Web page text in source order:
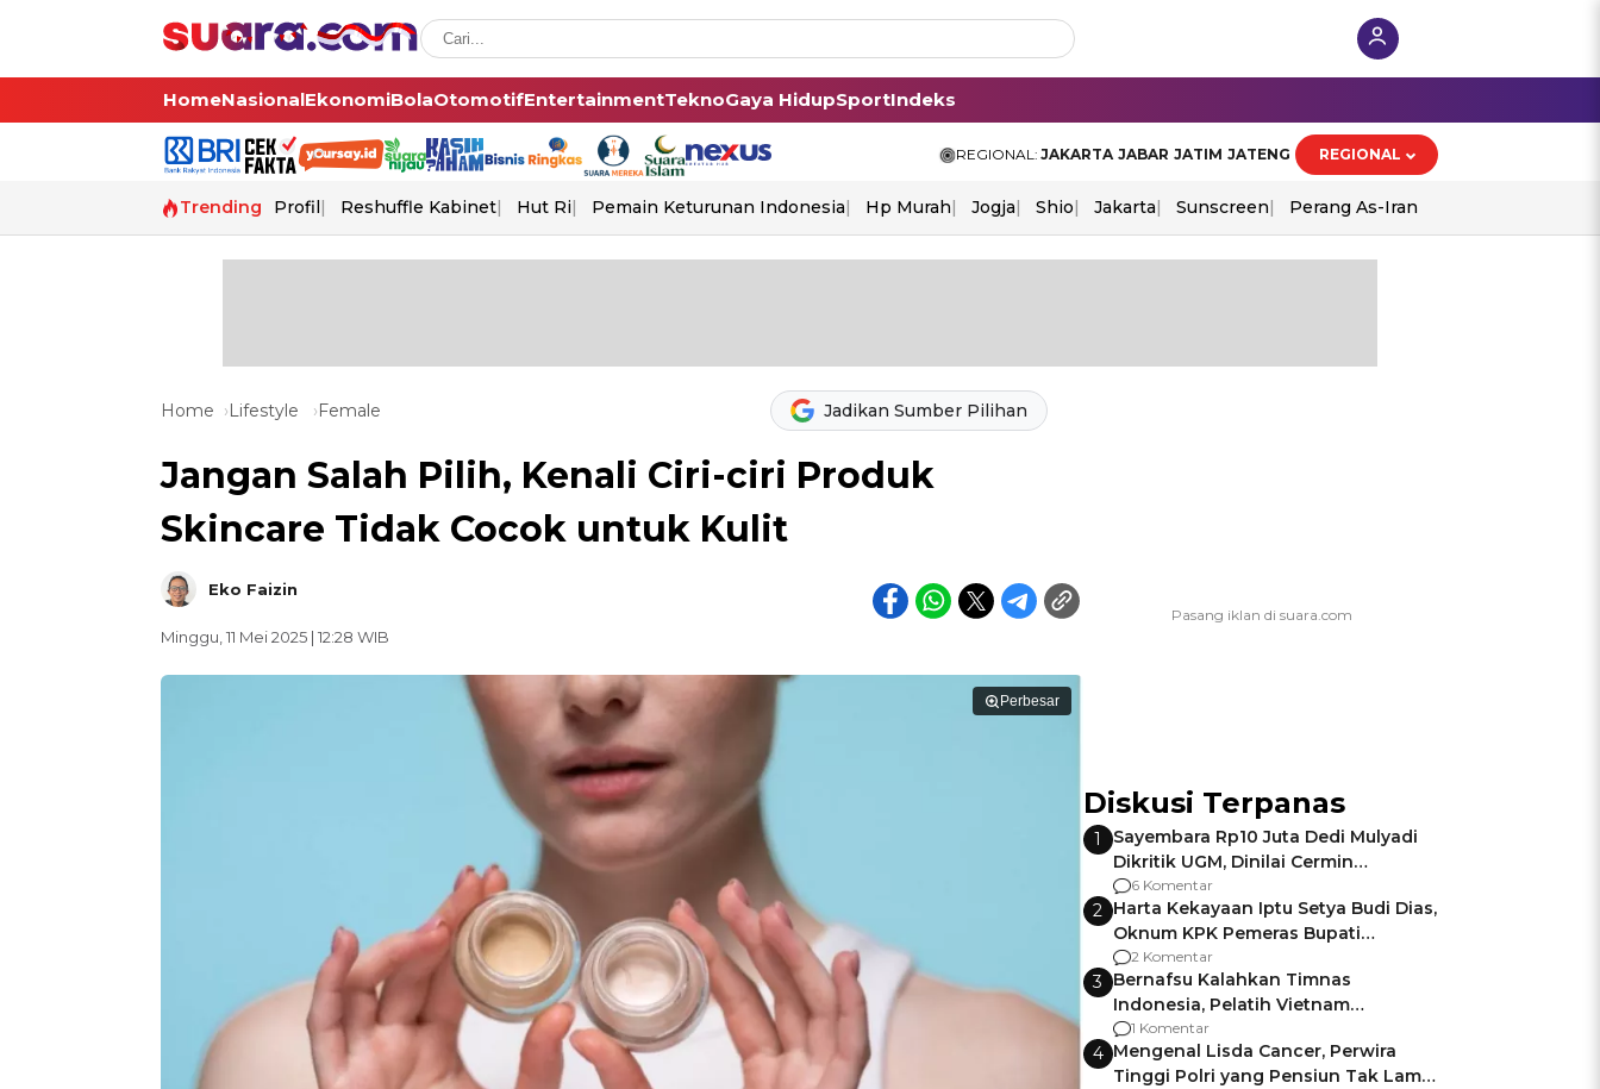
HomeNasionalEkonomiBolaOtomotifEntertainmentTeknoGaya HidupSportIndeks
REGIONAL: JAKARTA JABAR JATIM JATENG REGIONAL
Trending Profil Reshuffle Kabinet Hut Ri Pemain Keturunan Indonesia Hp Murah Jogja Shio Jakarta Sunscreen Perang As-Iran
Home Lifestyle Female Jadikan Sumber Pilihan
Jangan Salah Pilih, Kenali Ciri-ciri Produk
Skincare Tidak Cocok untuk Kulit
Eko Faizin
Minggu, 11 Mei 2025 | 12:28 WIB
Perbesar
Diskusi Terpanas
1
Sayembara Rp10 Juta Dedi Mulyadi
Dikritik UGM, Dinilai Cermin
Gagalnya Negara Jamin Keamanan
6 Komentar
2 Harta Kekayaan Iptu Setya Budi Dias,
Oknum KPK Pemeras Bupati
Pemalang
2 Komentar
3 Bernafsu Kalahkan Timnas
Indonesia, Pelatih Vietnam
Berencana Pakai Jimat di Pakansari
1 Komentar
4 Mengenal Lisda Cancer, Perwira
Tinggi Polri yang Pensiun Tak Lama